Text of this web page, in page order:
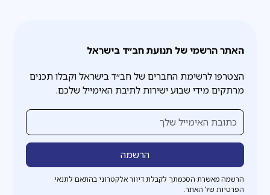
האתר הרשמי של תנועת חב״ד בישראל
הצטרפו לרשימת החברים של חב״ד בישראל וקבלו תכנים
מרתקים מידי שבוע ישירות לתיבת האימייל שלכם.
הרשמה מאשרת הסכמתך לקבלת דיוור אלקטרוני בהתאם לתנאי
הפרטיות של האתר.